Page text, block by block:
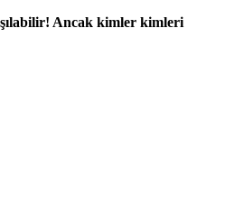
Ancak kimler kimleri